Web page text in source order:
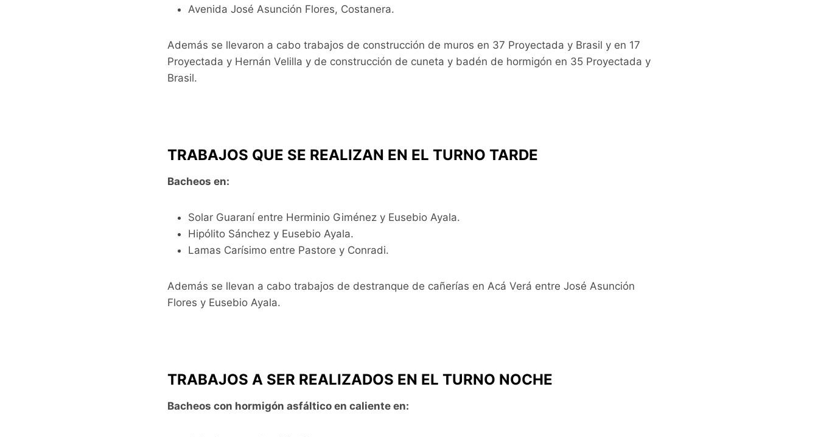
Avenida José Asunción Flores, Costanera.
Además se llevaron a cabo trabajos de construcción de muros en 37 Proyectada y Brasil y en 17
Proyectada y Hernán Velilla y de construcción de cuneta y badén de hormigón en 35 Proyectada y
Brasil.
TRABAJOS QUE SE REALIZAN EN EL TURNO TARDE
Bacheos en:
Solar Guaraní entre Herminio Giménez y Eusebio Ayala.
Hipólito Sánchez y Eusebio Ayala.
Lamas Carísimo entre Pastore y Conradi.
Además se llevan a cabo trabajos de destranque de cañerías en Acá Verá entre José Asunción
Flores y Eusebio Ayala.
TRABAJOS A SER REALIZADOS EN EL TURNO NOCHE
Bacheos con hormigón asfáltico en caliente en: